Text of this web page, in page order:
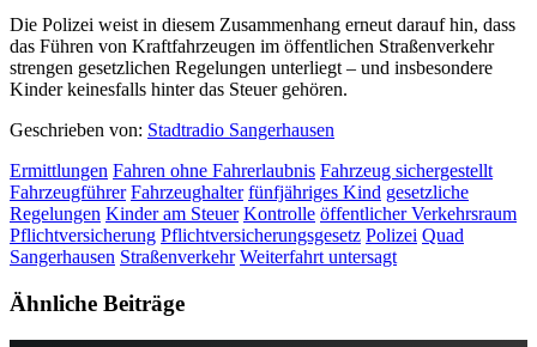
Die Polizei weist in diesem Zusammenhang erneut darauf hin, dass
das Führen von Kraftfahrzeugen im öffentlichen Straßenverkehr
strengen gesetzlichen Regelungen unterliegt – und insbesondere
Kinder keinesfalls hinter das Steuer gehören.
Geschrieben von: Stadtradio Sangerhausen
Ermittlungen Fahren ohne Fahrerlaubnis Fahrzeug sichergestellt
Fahrzeugführer Fahrzeughalter fünfjähriges Kind gesetzliche
Regelungen Kinder am Steuer Kontrolle öffentlicher Verkehrsraum
Pflichtversicherung Pflichtversicherungsgesetz Polizei Quad
Sangerhausen Straßenverkehr Weiterfahrt untersagt
Ähnliche Beiträge